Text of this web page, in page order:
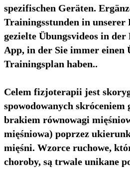
spezifischen Geräten.
Trainingsstunden in unserer
gezielte Übungsvideos in
App, in der Sie immer
Trainingsplan haben..
Celem fizjoterapii jest
spowodowanych
brakiem równowagi
mięśniowa) poprzez
mięśni. Wzorce ruchowe,
choroby, są trwale unikane